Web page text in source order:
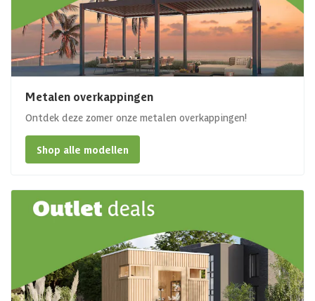
Metalen overkappingen
Ontdek deze zomer onze metalen overkappingen!
Shop alle modellen